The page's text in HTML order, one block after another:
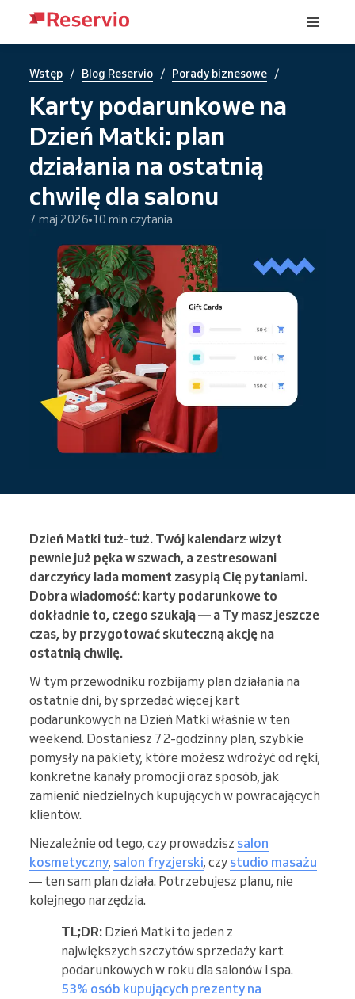
Wstęp / Blog Reservio / Porady biznesowe /
Karty podarunkowe na
Dzień Matki: plan
działania na ostatnią
chwilę dla salonu
7 maj 2026 10 min czytania
Dzień Matki tuż-tuż. Twój kalendarz wizyt
pewnie już pęka w szwach, a zestresowani
darczyńcy lada moment zasypią Cię pytaniami.
Dobra wiadomość: karty podarunkowe to
dokładnie to, czego szukają — a Ty masz jeszcze
czas, by przygotować skuteczną akcję na
ostatnią chwilę.
W tym przewodniku rozbijamy plan działania na
ostatnie dni, by sprzedać więcej kart
podarunkowych na Dzień Matki właśnie w ten
weekend. Dostaniesz 72-godzinny plan, szybkie
pomysły na pakiety, które możesz wdrożyć od ręki,
konkretne kanały promocji oraz sposób, jak
zamienić niedzielnych kupujących w powracających
klientów.
Niezależnie od tego, czy prowadzisz salon
kosmetyczny, salon fryzjerski, czy studio masażu
— ten sam plan działa. Potrzebujesz planu, nie
kolejnego narzędzia.
TL;DR: Dzień Matki to jeden z
największych szczytów sprzedaży kart
podarunkowych w roku dla salonów i spa.
53% osób kupujących prezenty na